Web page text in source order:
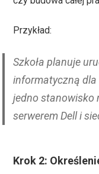
Przykład:
Szkoła planuje
informatyczną
jedno stanowisko
serwerem Dell i
Krok 2: